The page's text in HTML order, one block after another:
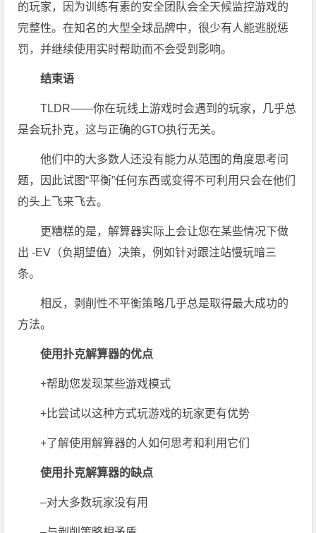
的玩家，因为训练有素的安全团队会全天候监控游戏的
完整性。在知名的大型全球品牌中，很少有人能逃脱惩
罚，并继续使用实时帮助而不会受到影响。
结束语
TLDR——你在玩线上游戏时会遇到的玩家，几乎总
是会玩扑克，这与正确的GTO执行无关。
他们中的大多数人还没有能力从范围的角度思考问
题，因此试图“平衡”任何东西或变得不可利用只会在他们
的头上飞来飞去。
更糟糕的是，解算器实际上会让您在某些情况下做
出 -EV（负期望值）决策，例如针对跟注站慢玩暗三
条。
相反，剥削性不平衡策略几乎总是取得最大成功的
方法。
使用扑克解算器的优点
+帮助您发现某些游戏模式
+比尝试以这种方式玩游戏的玩家更有优势
+了解使用解算器的人如何思考和利用它们
使用扑克解算器的缺点
–对大多数玩家没有用